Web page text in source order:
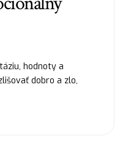
hodnoty a
dobro a zlo,